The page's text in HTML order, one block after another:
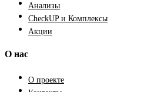
Анализы
CheckUP и Комплексы
Акции
О нас
О проекте